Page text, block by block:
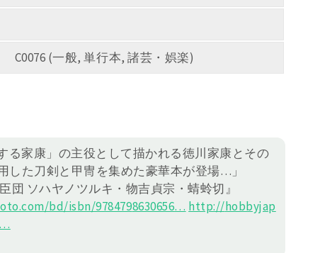
C0076 (一般, 単行本, 諸芸・娯楽)
る家康」の主役として描かれる徳川家康とその
した刀剣と甲冑を集めた豪華本が登場…」
ソハヤノツルキ・物吉貞宗・蜻蛉切』
bd/isbn/9784798630656… http://hobbyjap
…